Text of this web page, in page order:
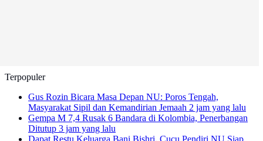
Terpopuler
Gus Rozin Bicara Masa Depan NU: Poros Tengah,
Masyarakat Sipil dan Kemandirian Jemaah 2 jam yang lalu
Gempa M 7,4 Rusak 6 Bandara di Kolombia, Penerbangan
Ditutup 3 jam yang lalu